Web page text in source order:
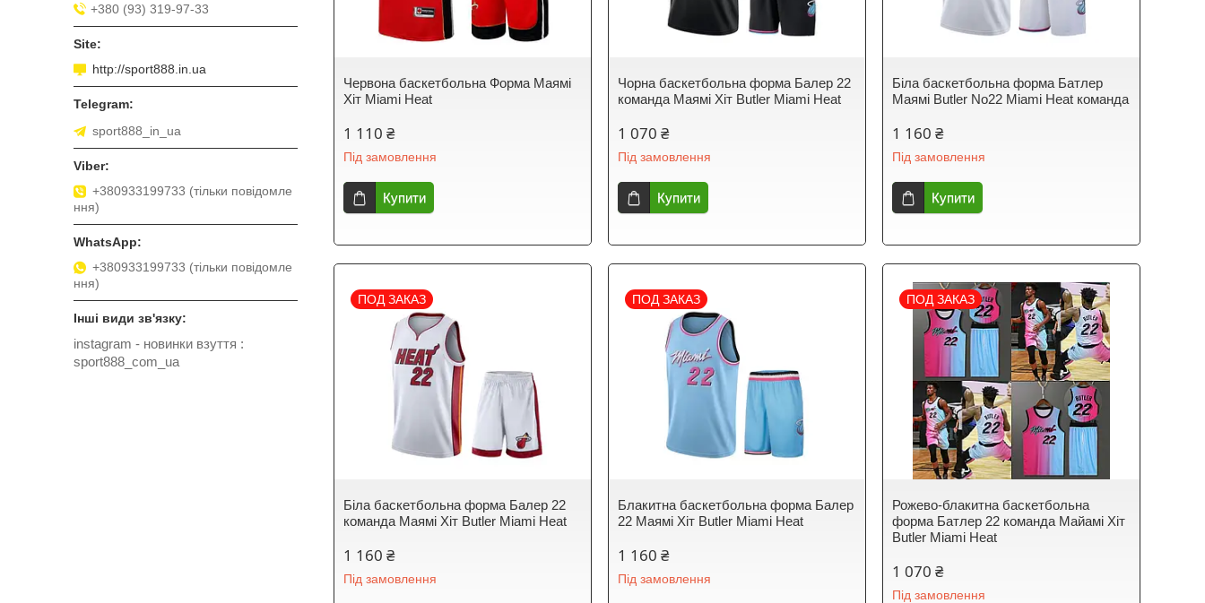
Червона баскетбольна Форма Маямі
Хіт Miami Heat
1 110 ₴
Під замовлення
Купити
Чорна баскетбольна форма Балер 22
команда Маямі Хіт Butler Miami Heat
1 070 ₴
Під замовлення
Купити
Біла баскетбольна форма Батлер
Маямі Butler No22 Miami Heat команда
1 160 ₴
Під замовлення
Купити
ПОД ЗАКАЗ
Біла баскетбольна форма Балер 22
команда Маямі Хіт Butler Miami Heat
1 160 ₴
Під замовлення
ПОД ЗАКАЗ
Блакитна баскетбольна форма Балер
22 Маямі Хіт Butler Miami Heat
1 160 ₴
Під замовлення
ПОД ЗАКАЗ
Рожево-блакитна баскетбольна
форма Батлер 22 команда Майамі Хіт
Butler Miami Heat
1 070 ₴
Під замовлення
+380 (93) 319-97-33
http://sport888.in.ua
sport888_in_ua
+380933199733 (тільки повідомле
ння)
+380933199733 (тільки повідомле
ння)
instagram - новинки взуття
sport888_com_ua